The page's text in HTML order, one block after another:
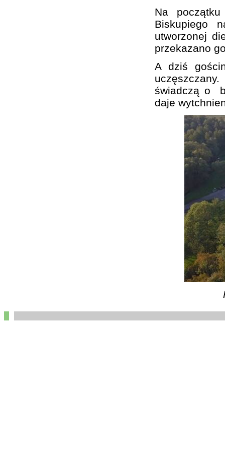
Na
Biskupiego
utworzonej
przekazano
A dziś
świadczą o
daje